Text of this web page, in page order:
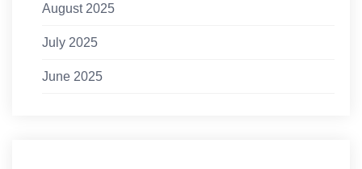
August 2025
July 2025
June 2025